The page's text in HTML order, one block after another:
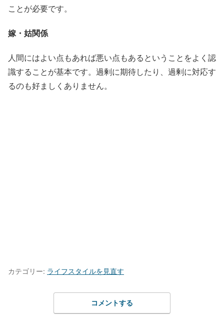
ことが必要です。
嫁・姑関係
人間にはよい点もあれば悪い点もあるということをよく認
識することが基本です。過剰に期待したり、過剰に対応す
るのも好ましくありません。
カテゴリー: ライフスタイルを見直す
コメントする